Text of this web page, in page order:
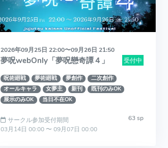
2026年09月25日 22:00〜09月26日 21:50
受付中
夢呪webOnly「夢呪戀奇譚４」
呪術廻戦 夢術廻戦 夢創作
二次創作
オールキャラ
女夢主 新刊
既刊のみOK
展示のみOK
当日不在OK
63 sp
サークル参加受付期間
03月14日 00:00 〜 09月07日 00:00